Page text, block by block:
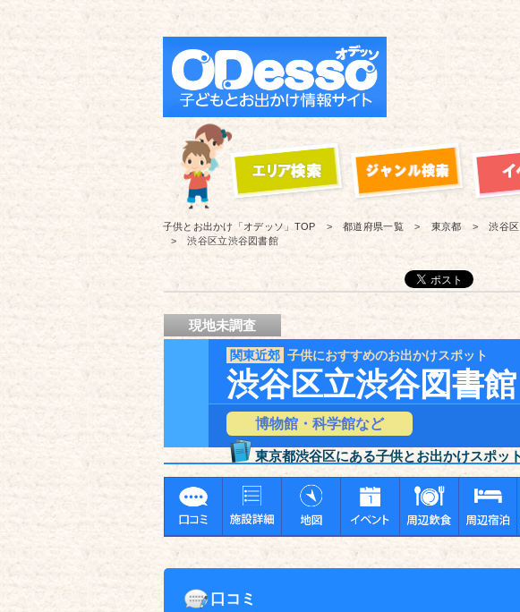
子供とお出かけ「オデッソ」 TOP 都道府県一覧 東京都
渋谷区
渋谷区立渋谷図書館
現地未調査
関東近郊 子供におすすめのお出かけスポット
渋谷区立渋谷図書館
博物館・科学館など
東京都渋谷区にある子供とお出かけスポット
口コミ